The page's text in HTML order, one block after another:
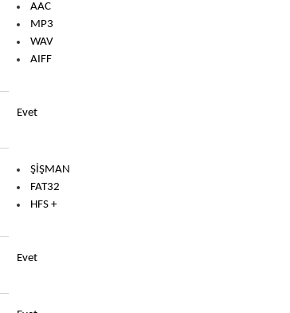
AAC
MP3
WAV
AIFF
Evet
ŞİŞMAN
FAT32
HFS +
Evet